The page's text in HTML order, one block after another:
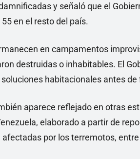
y señaló que el
en el resto del país.
en campamentos
destruidas o inhabitables. El
habitacionales antes de
aparece reflejado en otras
elaborado a partir de
por los terremotos,